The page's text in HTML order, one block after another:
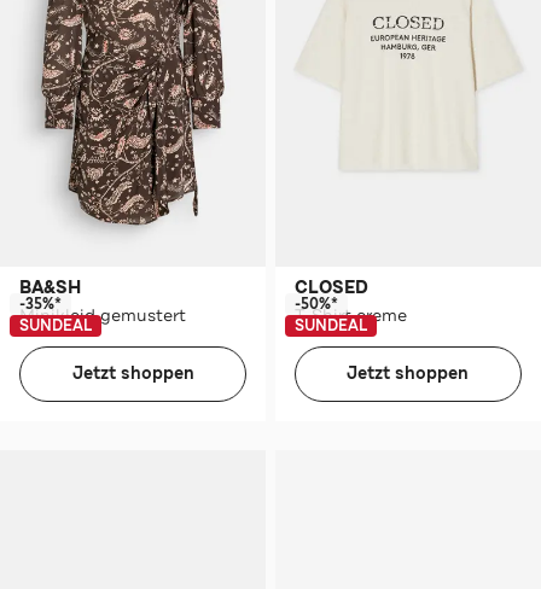
BA&SH
Minikleid gemustert
-35%*
SUNDEAL
Jetzt shoppen
CLOSED
T-Shirt creme
-50%*
SUNDEAL
Jetzt shoppen